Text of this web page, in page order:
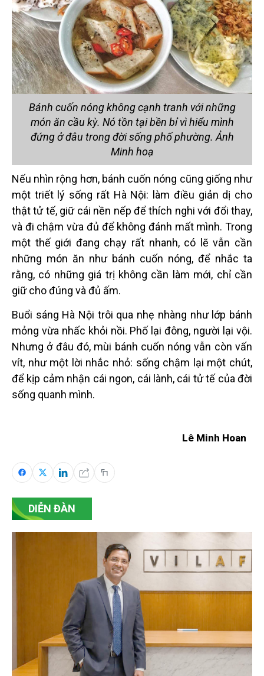
Bánh cuốn nóng không cạnh tranh với những
món ăn cầu kỳ. Nó tồn tại bền bỉ vì hiểu mình
đứng ở đâu trong đời sống phố phường. Ảnh
Minh hoạ
Nếu nhìn rộng hơn, bánh cuốn nóng cũng giống như
một triết lý sống rất Hà Nội: l àm điều giản dị cho
thật tử tế, giữ cái nền nếp đểthích nghi với đổi thay,
và đi chậm vừa đủ để không đánh mất mình. Trong
một thế giới đang chạy rất nhanh, có lẽ vẫn cần
những món ăn như bánh cuốn nóng, để nhắc ta
rằng, có những giá trị không cần làm mới, chỉ cần
giữ cho đúng và đủ ấm.
Buổi sáng Hà Nội trôi qua nhẹ nhàng như lớp bánh
mỏng vừa nhấc khỏi nồi. Phố lại đông, người lại vội.
Nhưng ở đâu đó, mùi bánh cuốn nóng vẫn còn vấn
vít, như một lời nhắc nhỏ: sống chậm lại một chút,
để kịp cảm nhận cái ngon, cái lành, cái tử tế của đời
sống quanh mình.
Lê Minh Hoan
DIỄN ĐÀN